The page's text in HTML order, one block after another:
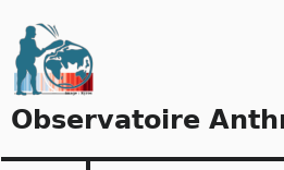
to
content
Observatoire